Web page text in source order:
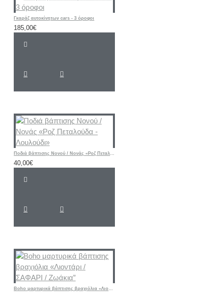
Γκαράζ αυτοκίνητων cars - 3 όροφοι
185,00€
Ποδιά βάπτισης Νονού / Νονάς «Ροζ Πεταλούδα - Λουλούδι»
40,00€
Boho μαρτυρικά βάπτισης βραχιόλια «Λιοντάρι / ΣΑΦΑΡΙ / Ζωάκια”